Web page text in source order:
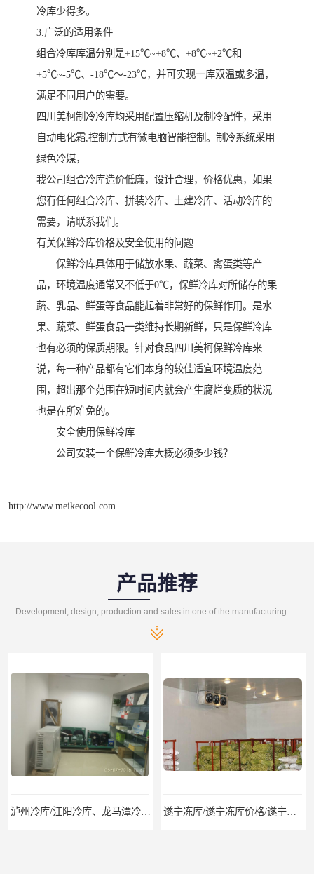
冷库少得多。
3.广泛的适用条件
组合冷库库温分别是+15℃~+8℃、+8℃~+2℃和
+5℃~-5℃、-18℃～-23℃，并可实现一库双温或多温，
满足不同用户的需要。
四川美柯制冷冷库均采用配置压缩机及制冷配件，采用
自动电化霜,控制方式有微电脑智能控制。制冷系统采用
绿色冷媒，
我公司组合冷库造价低廉，设计合理，价格优惠，如果
您有任何组合冷库、拼装冷库、土建冷库、活动冷库的
需要，请联系我们。
有关保鲜冷库价格及安全使用的问题
保鲜冷库具体用于储放水果、蔬菜、禽蛋类等产
品，环境温度通常又不低于0℃，保鲜冷库对所储存的果
蔬、乳品、鲜蛋等食品能起着非常好的保鲜作用。是水
果、蔬菜、鲜蛋食品一类维持长期新鲜，只是保鲜冷库
也有必须的保质期限。针对食品四川美柯保鲜冷库来
说，每一种产品都有它们本身的较佳适宜环境温度范
围，超出那个范围在短时间内就会产生腐烂变质的状况
也是在所难免的。
安全使用保鲜冷库
公司安装一个保鲜冷库大概必须多少钱？
http://www.meikecool.com
产品推荐
泸州冷库/江阳冷库、龙马潭冷库、纳溪冷库、泸县冷库、合江冷库、叙永冷库、古蔺冷库 遂宁冻库/遂宁冻库价格/遂宁冻库安装